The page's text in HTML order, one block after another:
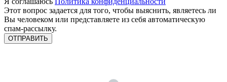
Этот вопрос задается для того, чтобы выяснить, являетесь ли
Вы человеком или представляете из себя автоматическую
спам-рассылку.